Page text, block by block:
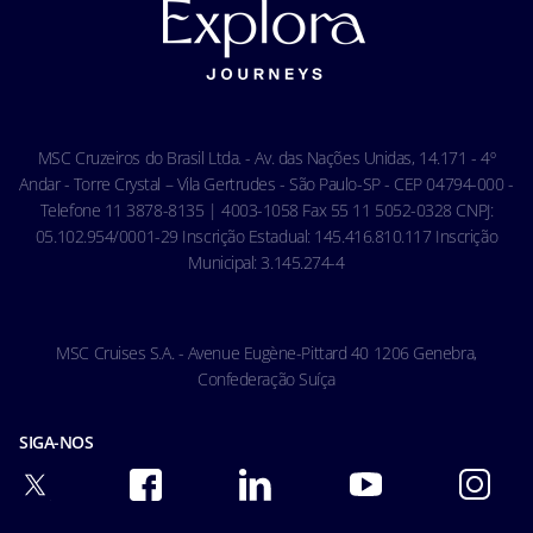
Ocean Cay MSC Marine Reserve
Termos e Condições Gerais - Online
Condições Gerais do Seguro Viagem
Carta de Direitos dos Passageiros
Condições gerais de transporte
MSC Cruzeiros do Brasil Ltda. - Av. das Nações Unidas, 14.171 - 4º
Andar - Torre Crystal – Vila Gertrudes - São Paulo-SP - CEP 04794-000 -
Telefone 11 3878-8135 | 4003-1058 Fax 55 11 5052-0328 CNPJ:
05.102.954/0001-29 Inscrição Estadual: 145.416.810.117 Inscrição
Municipal: 3.145.274-4
MSC Cruises S.A. - Avenue Eugène-Pittard 40 1206 Genebra,
Confederação Suíça
SIGA-NOS